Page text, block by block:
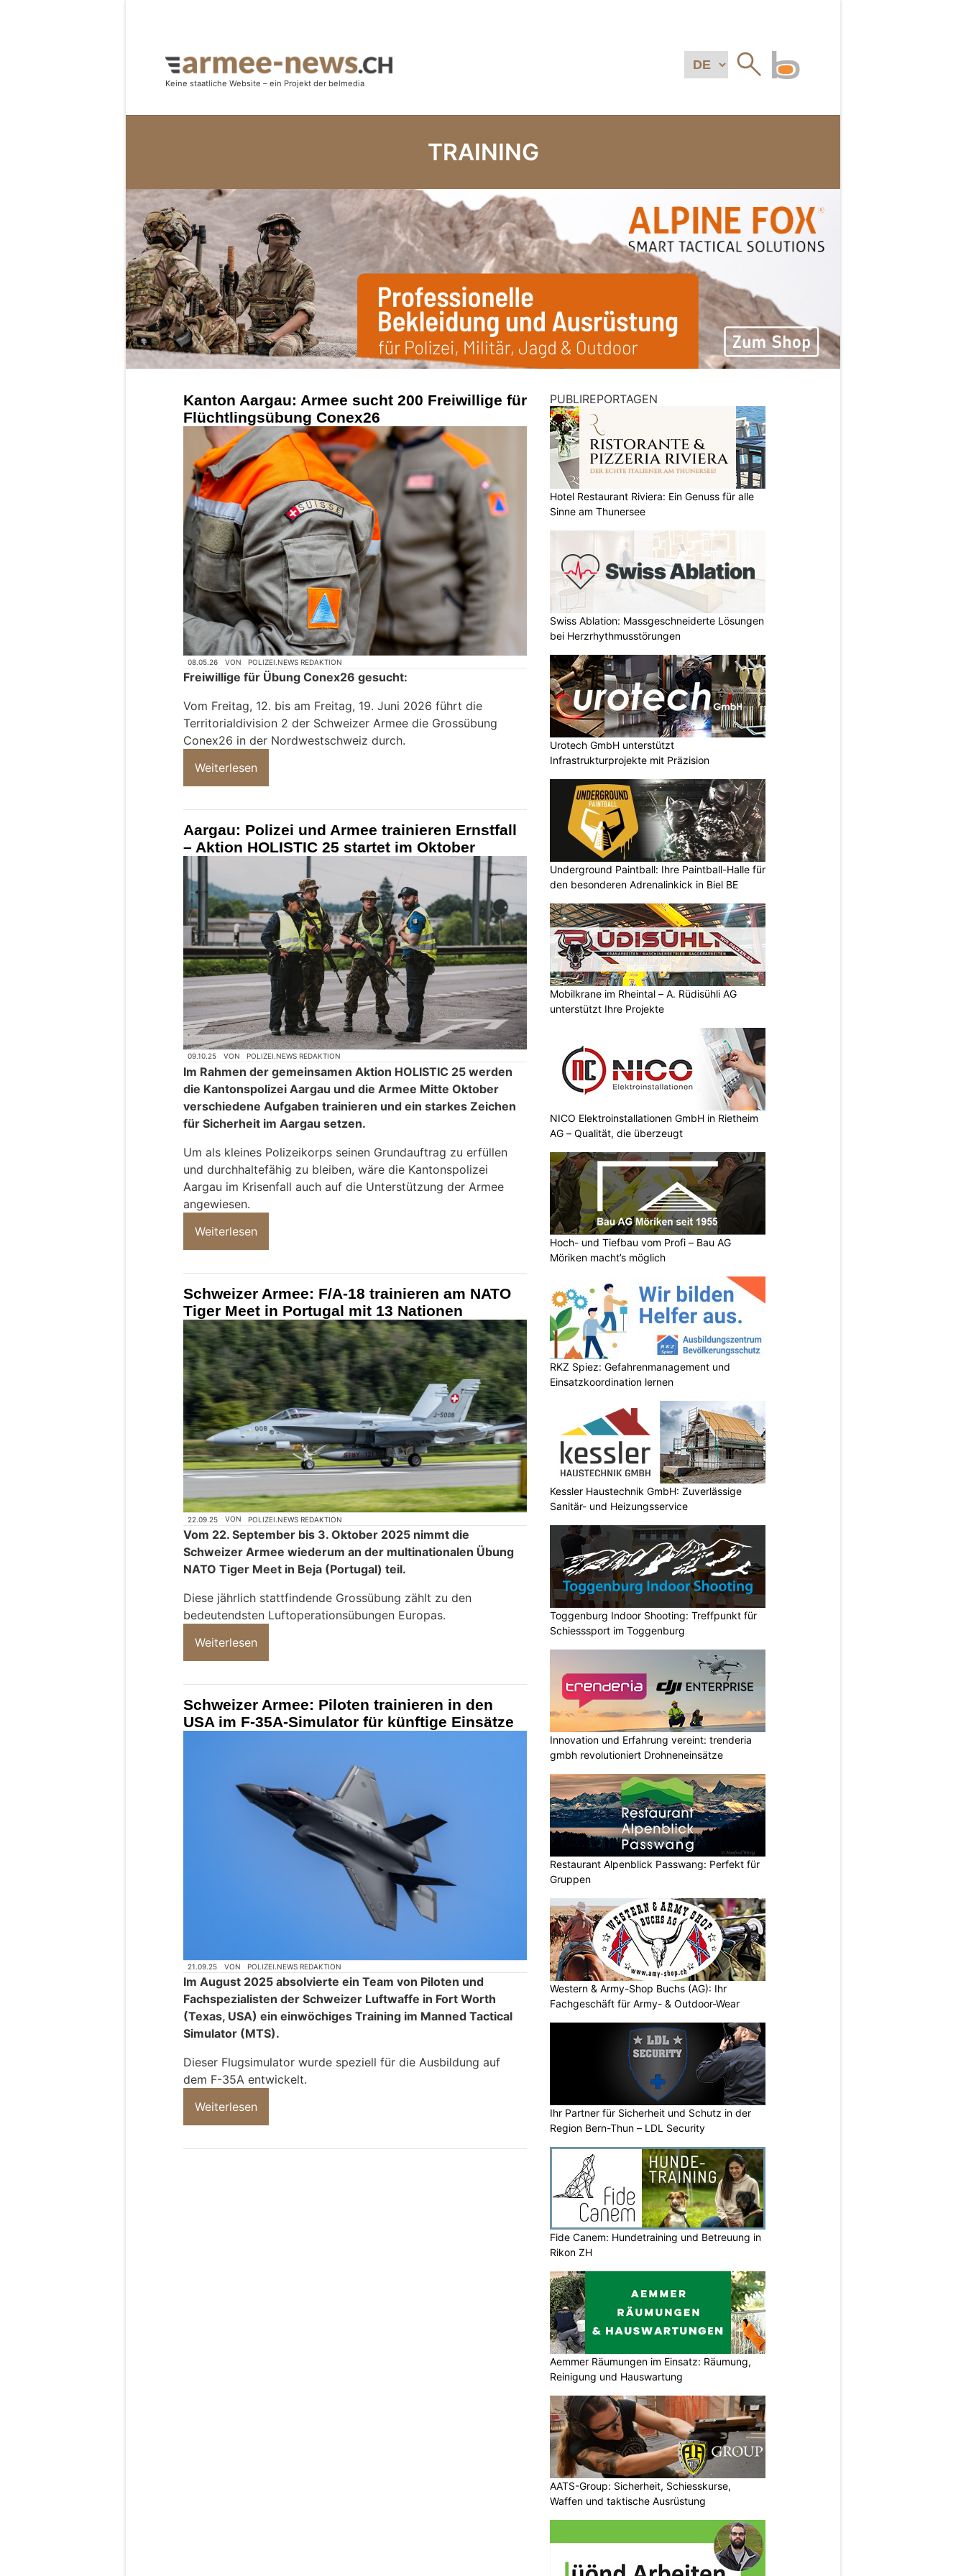
TRAINING
Kanton Aargau: Armee sucht 200 Freiwillige für
Flüchtlingsübung Conex26
08.05.26 VON POLIZEI.NEWS REDAKTION
Freiwillige für Übung Conex26 gesucht:
Vom Freitag, 12. bis am Freitag, 19. Juni 2026 führt die
Territorialdivision 2 der Schweizer Armee die Grossübung
Conex26 in der Nordwestschweiz durch.
Weiterlesen
Aargau: Polizei und Armee trainieren Ernstfall
– Aktion HOLISTIC 25 startet im Oktober
09.10.25 VON POLIZEI.NEWS REDAKTION
Im Rahmen der gemeinsamen Aktion HOLISTIC 25 werden
die Kantonspolizei Aargau und die Armee Mitte Oktober
verschiedene Aufgaben trainieren und ein starkes Zeichen
für Sicherheit im Aargau setzen.
Um als kleines Polizeikorps seinen Grundauftrag zu erfüllen
und durchhaltefähig zu bleiben, wäre die Kantonspolizei
Aargau im Krisenfall auch auf die Unterstützung der Armee
angewiesen.
Weiterlesen
Schweizer Armee: F/A-18 trainieren am NATO
Tiger Meet in Portugal mit 13 Nationen
22.09.25 VON POLIZEI.NEWS REDAKTION
Vom 22. September bis 3. Oktober 2025 nimmt die
Schweizer Armee wiederum an der multinationalen Übung
NATO Tiger Meet in Beja (Portugal) teil.
Diese jährlich stattfindende Grossübung zählt zu den
bedeutendsten Luftoperationsübungen Europas.
Weiterlesen
Schweizer Armee: Piloten trainieren in den
USA im F-35A-Simulator für künftige Einsätze
21.09.25 VON POLIZEI.NEWS REDAKTION
Im August 2025 absolvierte ein Team von Piloten und
Fachspezialisten der Schweizer Luftwaffe in Fort Worth
(Texas, USA) ein einwöchiges Training im Manned Tactical
Simulator (MTS).
Dieser Flugsimulator wurde speziell für die Ausbildung auf
dem F-35A entwickelt.
Weiterlesen
PUBLIREPORTAGEN
Hotel Restaurant Riviera: Ein Genuss für alle
Sinne am Thunersee
Swiss Ablation: Massgeschneiderte Lösungen
bei Herzrhythmusstörungen
Urotech GmbH unterstützt
Infrastrukturprojekte mit Präzision
Underground Paintball: Ihre Paintball-Halle für
den besonderen Adrenalinkick in Biel BE
Mobilkrane im Rheintal – A. Rüdisühli AG
unterstützt Ihre Projekte
NICO Elektroinstallationen GmbH in Rietheim
AG – Qualität, die überzeugt
Hoch- und Tiefbau vom Profi – Bau AG
Möriken macht’s möglich
RKZ Spiez: Gefahrenmanagement und
Einsatzkoordination lernen
Kessler Haustechnik GmbH: Zuverlässige
Sanitär- und Heizungsservice
Toggenburg Indoor Shooting: Treffpunkt für
Schiesssport im Toggenburg
Innovation und Erfahrung vereint: trenderia
gmbh revolutioniert Drohneneinsätze
Restaurant Alpenblick Passwang: Perfekt für
Gruppen
Western & Army-Shop Buchs (AG): Ihr
Fachgeschäft für Army- & Outdoor-Wear
Ihr Partner für Sicherheit und Schutz in der
Region Bern-Thun – LDL Security
Fide Canem: Hundetraining und Betreuung in
Rikon ZH
Aemmer Räumungen im Einsatz: Räumung,
Reinigung und Hauswartung
AATS-Group: Sicherheit, Schiesskurse,
Waffen und taktische Ausrüstung